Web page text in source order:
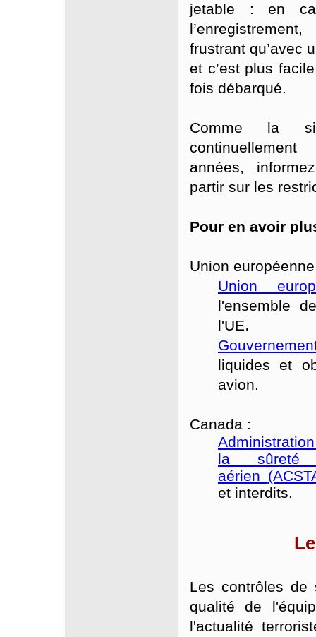
jetable : en
frustrant qu’avec
et c’est plus
fois débarqué.
Comme la
années,
partir sur les
Pour en avoir
Union
Union
l'ensemble
l'UE.
liquides et
avion.
Canada :
la sûreté
aérien
et interdits.
Les contrôles de
qualité de
l'actualité